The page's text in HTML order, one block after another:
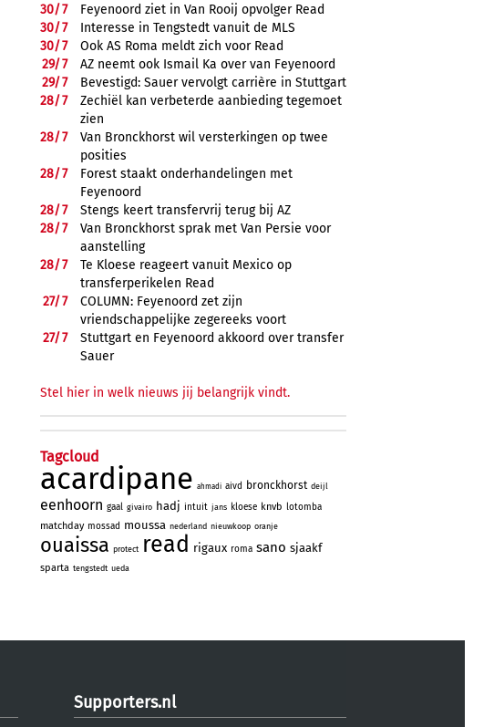
30/7
Feyenoord ziet in Van Rooij opvolger Read
30/7
Interesse in Tengstedt vanuit de MLS
30/7
Ook AS Roma meldt zich voor Read
29/7
AZ neemt ook Ismail Ka over van Feyenoord
29/7
Bevestigd: Sauer vervolgt carrière in Stuttgart
28/7
Zechiël kan verbeterde aanbieding tegemoet
zien
28/7
Van Bronckhorst wil versterkingen op twee
posities
28/7
Forest staakt onderhandelingen met
Feyenoord
28/7
Stengs keert transfervrij terug bij AZ
28/7
Van Bronckhorst sprak met Van Persie voor
aanstelling
28/7
Te Kloese reageert vanuit Mexico op
transferperikelen Read
27/7
COLUMN: Feyenoord zet zijn
vriendschappelijke zegereeks voort
27/7
Stuttgart en Feyenoord akkoord over transfer
Sauer
Stel hier in welk nieuws jij belangrijk vindt.
Tagcloud
acardipane ahmadi aivd bronckhorst deijl
eenhoorn gaal givairo hadj intuit jans kloese knvb lotomba
matchday mossad moussa nederland nieuwkoop oranje
ouaissa protect read rigaux roma sano sjaakf
sparta tengstedt ueda
Supporters.nl